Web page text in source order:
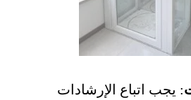
: يجب اتباع الإرشادات